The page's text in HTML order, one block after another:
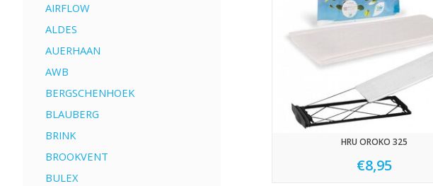
AIRFLOW
ALDES
AUERHAAN
AWB
BERGSCHENHOEK
BLAUBERG
BRINK
BROOKVENT
BULEX
HRU OROKO 325
€8,95